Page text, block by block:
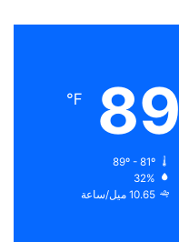
89
℉
89º - 81º
32%
10.65 ميل/ساعة